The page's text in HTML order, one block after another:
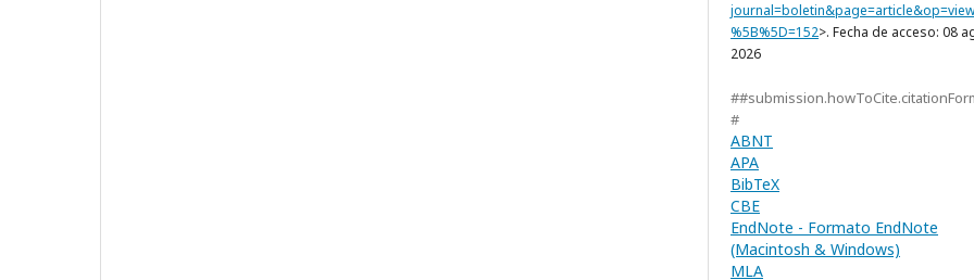
%5B%5D=152>. Fecha de acceso: 08
2026
#
ABNT
APA
BibTeX
CBE
EndNote - Formato EndNote
(Macintosh & Windows)
MLA